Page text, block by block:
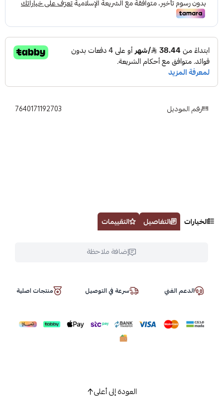
رقم الموديل 7640171192703
الخيارات التفاصيل التقييمات
إضافة ملاحظة
الدعم الفني سرعة في التوصيل منتجات اصلية
العودة إلى أعلى